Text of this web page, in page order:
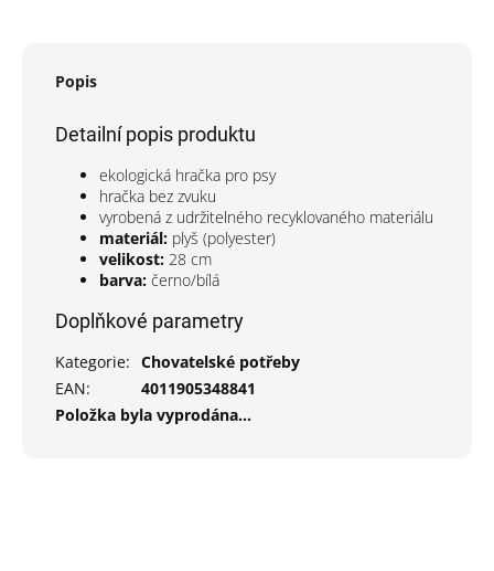
Popis
Detailní popis produktu
ekologická hračka pro psy
hračka bez zvuku
vyrobená z udržitelného recyklovaného materiálu
materiál: plyš (polyester)
velikost: 28 cm
barva: černo/bílá
Doplňkové parametry
Kategorie: Chovatelské potřeby
EAN:
4011905348841
Položka byla vyprodána…